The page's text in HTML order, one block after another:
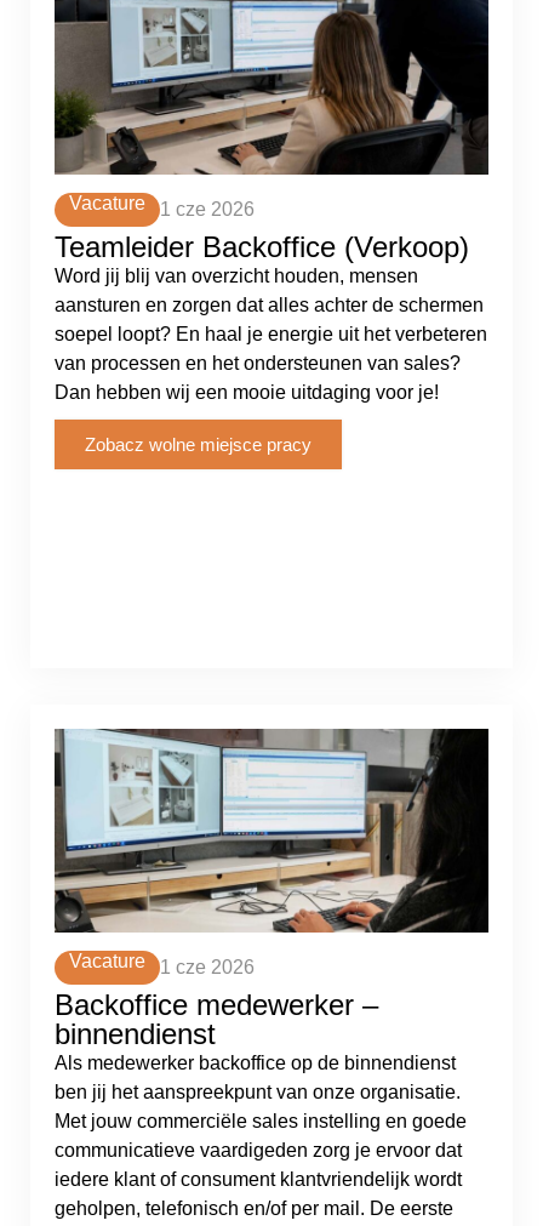
Vacature 1 cze 2026
Teamleider Backoffice (Verkoop)
Word jij blij van overzicht houden, mensen
aansturen en zorgen dat alles achter de schermen
soepel loopt? En haal je energie uit het verbeteren
van processen en het ondersteunen van sales?
Dan hebben wij een mooie uitdaging voor je!
Zobacz wolne miejsce pracy
Vacature 1 cze 2026
Backoffice medewerker –
binnendienst
Als medewerker backoffice op de binnendienst
ben jij het aanspreekpunt van onze organisatie.
Met jouw commerciële sales instelling en goede
communicatieve vaardigeden zorg je ervoor dat
iedere klant of consument klantvriendelijk wordt
geholpen, telefonisch en/of per mail. De eerste